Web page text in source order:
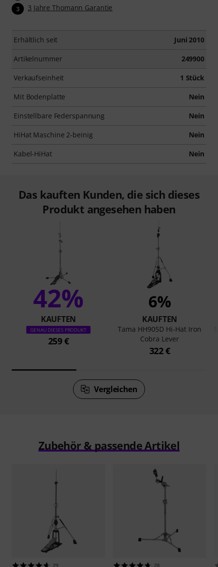
3 3 Jahre Thomann Garantie
Erhältlich seit Juni 2010
Artikelnummer 249900
Verkaufseinheit 1 Stück
Mit Bodenplatte Nein
Einstellbare Federspannung Nein
HiHat Maschine 2-beinig Nein
Kabel-HiHat Nein
Das kauften Kunden, die sich dieses
Produkt angesehen haben
42%
KAUFTEN
GENAU DIESES PRODUKT
259 €
6%
KAUFTEN
Tama HH905D Hi-Hat Iron
Cobra Lever
322 €
Vergleichen
Zubehör & passende Artikel
29 28